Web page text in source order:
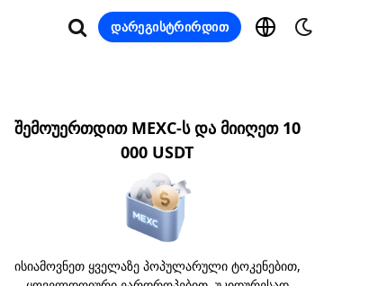
დარეგისტრირდით
შემოუერთდით MEXC-ს და მიიღეთ 10
000 USDT
ისიამოვნეთ ყველაზე პოპულარული ტოკენებით,